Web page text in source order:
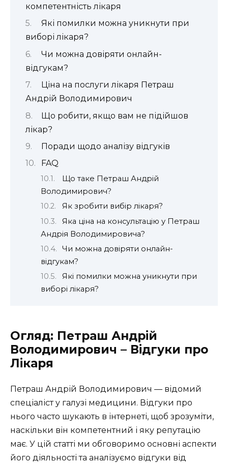
компетентність лікаря
Які помилки можна уникнути при
виборі лікаря?
Чи можна довіряти онлайн-
відгукам?
Ціна на послуги лікаря Петраш
Андрій Володимирович
Що робити, якщо вам не підійшов
лікар?
Поради щодо аналізу відгуків
FAQ
Що таке Петраш Андрій
Володимирович?
Як зробити вибір лікаря?
Яка ціна на консультацію у Петраш
Андрія Володимировича?
Чи можна довіряти онлайн-
відгукам?
Які помилки можна уникнути при
виборі лікаря?
Огляд: Петраш Андрій
Володимирович – Відгуки про
Лікаря
Петраш Андрій Володимирович — відомий
спеціаліст у галузі медицини. Відгуки про
нього часто шукають в інтернеті, щоб зрозуміти,
наскільки він компетентний і яку репутацію
має. У цій статті ми обговоримо основні аспекти
його діяльності та аналізуємо відгуки від